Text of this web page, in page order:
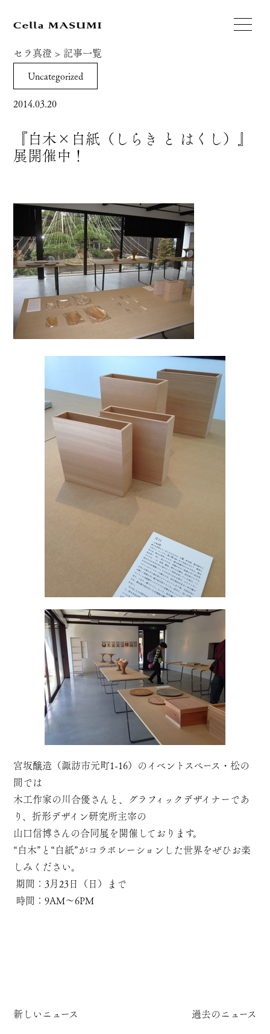
セラ真澄 > 記事一覧
Uncategorized
2014.03.20
『白木×白紙（しらき と はくし）』
展開催中！
宮坂醸造（諏訪市元町1-16）のイベントスペース・松の
間では
木工作家の川合優さんと、グラフィックデザイナーであ
り、折形デザイン研究所主宰の
山口信博さんの合同展を開催しております。
“白木”と“白紙”がコラボレーションした世界をぜひお楽
しみください。
期間：3月23日（日）まで
時間：9AM～6PM
新しいニュース 過去のニュース